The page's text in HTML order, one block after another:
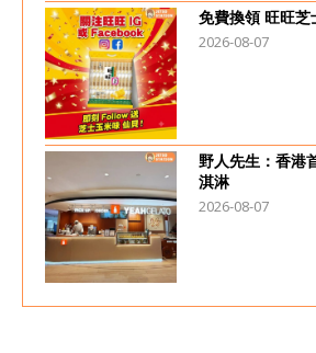
免費換領 旺旺芝
2026-08-07
野人先生：香港
淇淋
2026-08-07